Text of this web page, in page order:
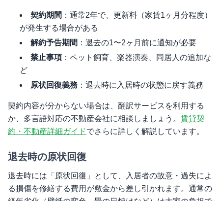
契約期間 ：通常2年で、更新料（家賃1ヶ月分程度）
が発生する場合がある
解約予告期間 ：退去の1〜2ヶ月前に通知が必要
禁止事項 ：ペット飼育、楽器演奏、同居人の追加な
ど
原状回復義務 ：退去時に入居時の状態に戻す義務
契約内容が分からない場合は、翻訳サービスを利用する
か、多言語対応の不動産会社に相談しましょう。 賃貸契
約・不動産詳細ガイドでさらに詳しく解説しています。
退去時の原状回復
退去時には「原状回復」として、入居者の故意・過失によ
る損傷を修繕する費用が敷金から差し引かれます。通常の